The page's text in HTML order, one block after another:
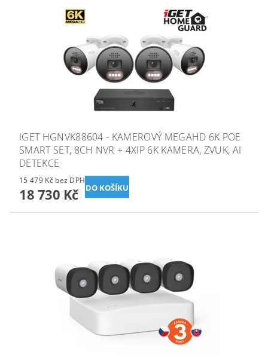
IGET HGNVK88604 - KAMEROVÝ MEGAHD 6K POE
SMART SET, 8CH NVR + 4XIP 6K KAMERA, ZVUK, AI
DETEKCE
15 479 Kč bez DPH
18 730 Kč